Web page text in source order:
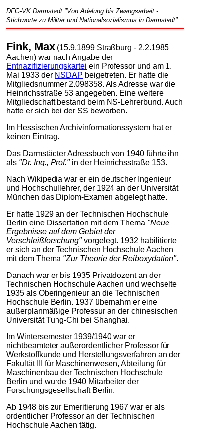
DFG-VK Darmstadt "Von Adelung bis Zwangsarbeit -
Stichworte zu Militär und Nationalsozialismus in Darmstadt"
Fink, Max (15.9.1899 Straßburg - 2.2.1985
Aachen) war nach Angabe der
Entnazifizierungskartei ein Professor und am 1.
Mai 1933 der NSDAP beigetreten. Er hatte die
Mitgliedsnummer 2.098358. Als Adresse war die
Heinrichsstraße 53 angegeben. Eine weitere
Mitgliedschaft bestand beim NS-Lehrerbund. Auch
hatte er sich bei der SS beworben.
Im Hessischen Archivinformationssystem hat er
keinen Eintrag.
Das Darmstädter Adressbuch von 1940 führte ihn
als "Dr. Ing., Prof."in der Heinrichsstraße 153.
Nach Wikipedia war er ein deutscher Ingenieur
und Hochschullehrer, der 1924 an der Universität
München das Diplom-Examen abgelegt hatte.
Er hatte 1929 an der Technischen Hochschule
Berlin eine Dissertation mit dem Thema "Neue
Ergebnisse auf dem Gebiet der
Verschleißforschung"vorgelegt. 1932 habilitierte
er sich an der Technischen Hochschule Aachen
mit dem Thema "Zur Theorie der Reiboxydation".
Danach war er bis 1935 Privatdozent an der
Technischen Hochschule Aachen und wechselte
1935 als Oberingenieur an die Technischen
Hochschule Berlin. 1937 übernahm er eine
außerplanmäßige Professur an der chinesischen
Universität Tung-Chi bei Shanghai.
Im Wintersemester 1939/1940 war er
nichtbeamteter außerordentlicher Professor für
Werkstoffkunde und Herstellungsverfahren an der
Fakultät III für Maschinenwesen, Abteilung für
Maschinenbau der Technischen Hochschule
Berlin und wurde 1940 Mitarbeiter der
Forschungsgesellschaft Berlin.
Ab 1948 bis zur Emeritierung 1967 war er als
ordentlicher Professor an der Technischen
Hochschule Aachen tätig.